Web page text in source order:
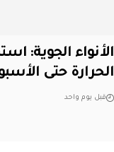
الأنواء الجوية:
الحرارة حتى
قبل يوم واحد